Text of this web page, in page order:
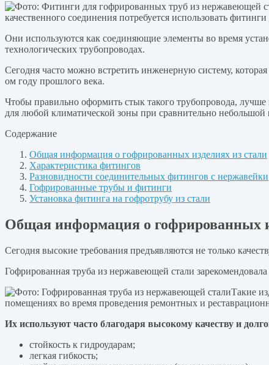
качественного соединения потребуется использовать
Они используются как соединяющие элементы во время
технологических трубопроводах.
Сегодня часто можно встретить инженерную систему,
ом году прошлого века.
Чтобы правильно оформить стык такого трубопровода,
для любой климатической зоны при сравнительно небольшой
Содержание
Общая информация о гофрированных изделиях из стали
Характеристика фитингов
Разновидности соединительных фитингов с нержавейки
Гофрированные трубы и фитинги
Установка фитинга на гофротрубу из стали
Общая информация о гофрированных
Сегодня высокие требования предъявляются не только
Гофрированная труба из нержавеющей стали
Такие
помещениях во время проведения ремонтных и
Их используют часто благодаря высокому качеству и
стойкость к гидроударам;
легкая гибкость;